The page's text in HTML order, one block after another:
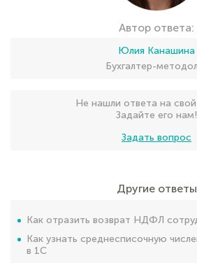
Автор ответа:
Юлия Канашина
Бухгалтер-
Не нашли ответа на
Задайте его нам!
Задать вопрос
Другие ответы
Как отразить возврат НДФЛ
Как узнать среднесписочную
в 1С